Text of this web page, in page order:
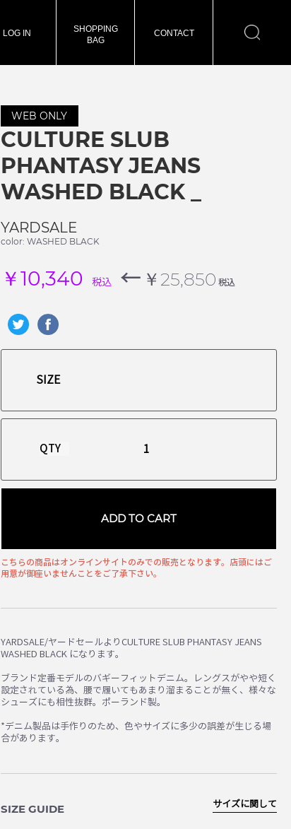
LOG IN
SHOPPING
BAG
CONTACT
WEB ONLY
CULTURE SLUB
PHANTASY JEANS
WASHED BLACK _
YARDSALE
color: WASHED BLACK
￥10,340 税込 ← ￥25,850 税込
QTY
ADD TO CART
こちらの商品はオンラインサイトのみでの販売となります。店頭にはご
用意が御座いませんことをご了承下さい。
YARDSALE/ヤードセールよりCULTURE SLUB PHANTASY JEANS
WASHED BLACK になります。
ブランド定番モデルのバギーフィットデニム。レングスがやや短く
設定されている為、腰で履いてもあまり溜まることが無く、様々な
シューズにも相性抜群。ポーランド製。
*デニム製品は手作りのため、色やサイズに多少の誤差が生じる場
合があります。
SIZE GUIDE サイズに関して